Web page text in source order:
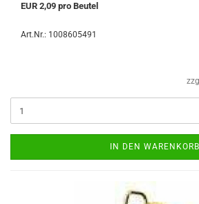
EUR 2,09 pro Beutel
Art.Nr.: 1008605491
IN DEN WARENKORB